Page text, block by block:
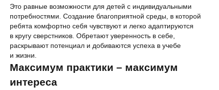
Это равные возможности для детей с индивидуальными
потребностями. Создание благоприятной среды, в которой
ребята комфортно себя чувствуют и легко адаптируются
в кругу сверстников. Обретают уверенность в себе,
раскрывают потенциал и добиваются успеха в учебе
и жизни.
Максимум практики – максимум
интереса